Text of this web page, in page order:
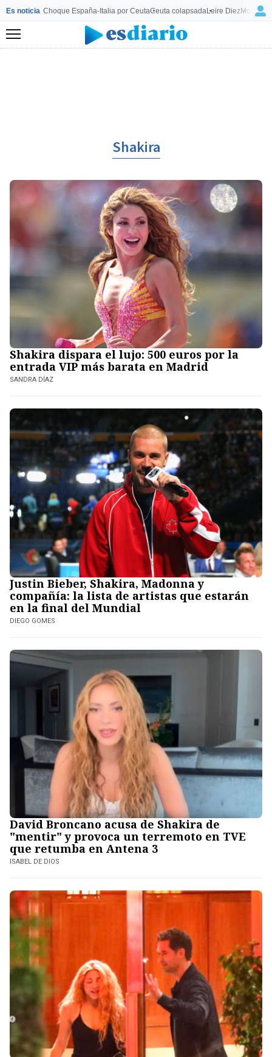
Es noticia Choque España-Italia por CeutaCeuta colapsadaLeire Diez
Menú
Shakira
Shakira dispara el lujo: 500 euros por la
entrada VIP más barata en Madrid
SANDRA DÍAZ
Justin Bieber, Shakira, Madonna y
compañía: la lista de artistas que estarán
en la final del Mundial
DIEGO GOMES
David Broncano acusa de Shakira de
"mentir" y provoca un terremoto en TVE
que retumba en Antena 3
ISABEL DE DIOS